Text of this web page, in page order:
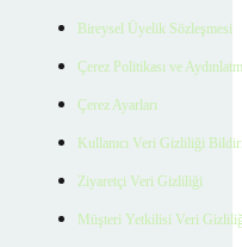
Bireysel Üyelik Sözleşmesi
Çerez Politikası ve
Çerez Ayarları
Kullanıcı Veri Gizliliği
Ziyaretçi Veri Gizliliği
Müşteri Yetkilisi Veri